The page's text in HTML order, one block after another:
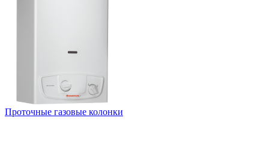
Проточные газовые колонки